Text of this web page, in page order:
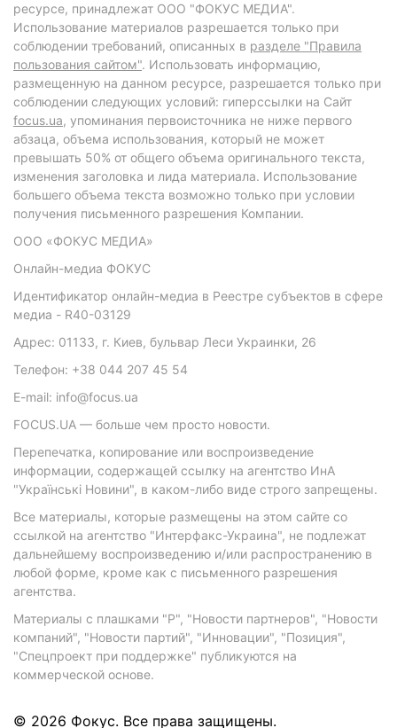
ресурсе, принадлежат ООО "ФОКУС МЕДИА".
Использование материалов разрешается только при
соблюдении требований, описанных в разделе "Правила
пользования сайтом". Использовать информацию,
размещенную на данном ресурсе, разрешается только при
соблюдении следующих условий: гиперссылки на Сайт
focus.ua, упоминания первоисточника не ниже первого
абзаца, объема использования, который не может
превышать 50% от общего объема оригинального текста,
изменения заголовка и лида материала. Использование
большего объема текста возможно только при условии
получения письменного разрешения Компании.
ООО «ФОКУС МЕДИА»
Онлайн-медиа ФОКУС
Идентификатор онлайн-медиа в Реестре субъектов в сфере
медиа - R40-03129
Адрес: 01133, г. Киев, бульвар Леси Украинки, 26
Телефон: +38 044 207 45 54
E-mail: info@focus.ua
FOCUS.UA — больше чем просто новости.
Перепечатка, копирование или воспроизведение
информации, содержащей ссылку на агентство ИнА
"Українські Новини", в каком-либо виде строго запрещены.
Все материалы, которые размещены на этом сайте со
ссылкой на агентство "Интерфакс-Украина", не подлежат
дальнейшему воспроизведению и/или распространению в
любой форме, кроме как с письменного разрешения
агентства.
Материалы с плашками "Р", "Новости партнеров", "Новости
компаний", "Новости партий", "Инновации", "Позиция",
"Спецпроект при поддержке" публикуются на
коммерческой основе.
© 2026 Фокус. Все права защищены.